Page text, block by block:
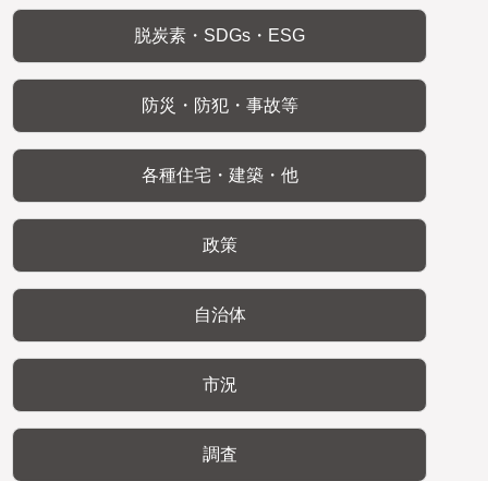
脱炭素・SDGs・ESG
防災・防犯・事故等
各種住宅・建築・他
政策
自治体
市況
調査